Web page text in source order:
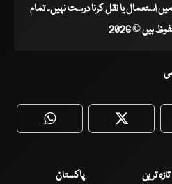
یا نقل کرنا درست نہیں۔ تمام
ہیں © 2026
WhatsApp Twitter
تازہ ترین
پاکستان